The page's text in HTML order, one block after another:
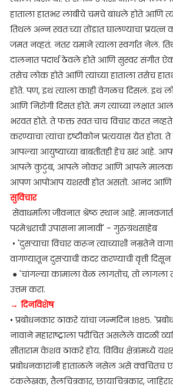
हाताला हातभर लांबीचे चमचे बांधले होते आणि
तिथलं अन्न स्वतःच्या तोंडात घालण्याचा प्रयत्न
जमत नव्हतं. नंतर यमाने त्याला स्वर्गात नेलं.
दालनात पदार्थ ठेवले होते आणि सुस्वर संगीत
तसेच लोक होते आणि त्यांच्या हाताला तसेच
होते. पण, इथं त्याला काही वेगळच दिसलं. इथं
आणि निरोगी दिसत होते. मग त्याच्या लक्षात
भरवत होते. ते फक्त स्वतःचाच विचार करत
करण्याचा त्यांचा दृष्टीकोन प्रत्ययास येत होता.
आपल्या आयुष्याच्या बाबतीतही हेच खरं आहे.
आपले कुटुंब, आपले नोकर आणि आपले मालक
आपण आपोआप यशस्वी होत असतो. आनंद आणि
सुविचार
सेवाधर्माला जीवनात श्रेष्ठ स्थान आहे.
परमेश्वराची उपासना मानावी' - गुरुग्रंथसाहेब
• 'दुसऱ्याचा विचार करून त्याच्याशी नम्रतेने
वागण्यातून दुसऱ्याची कदर करण्याची वृत्ती
● 'चांगल्या कामाला वेळ लागतोच, तो
उत्तम करा.
→ दिनविशेष
• प्रबोधनकार ठाकरे यांचा जन्मदिन १८८५.
नावाने महाराष्ट्राला परीचित असलेले वादळी
सीताराम केशव ठाकरे होय. विविध क्षेत्रांमध्ये
प्रबोधनकारांनी हाताळले नसेल असे क्वचितच
टंकलेखक, तैलचित्रकार, छायाचित्रकार,